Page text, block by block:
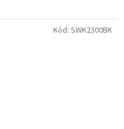
Kód: SWK2300BK